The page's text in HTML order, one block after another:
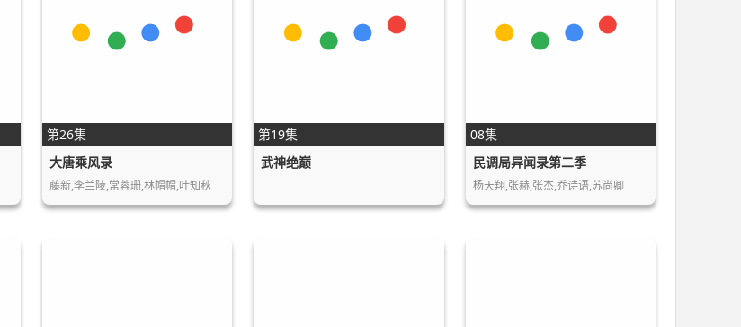
第26集
大唐乘风录
藤新,李兰陵,常蓉珊,林帽帽,叶知秋
第19集
武神绝巅
08集
民调局异闻录第二季
杨天翔,张赫,张杰,乔诗语,苏尚卿